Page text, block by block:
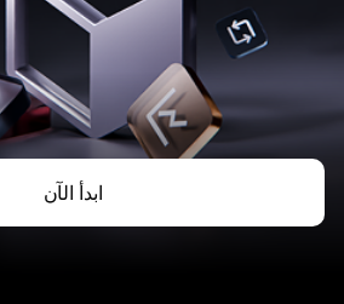
ابدأ الآن